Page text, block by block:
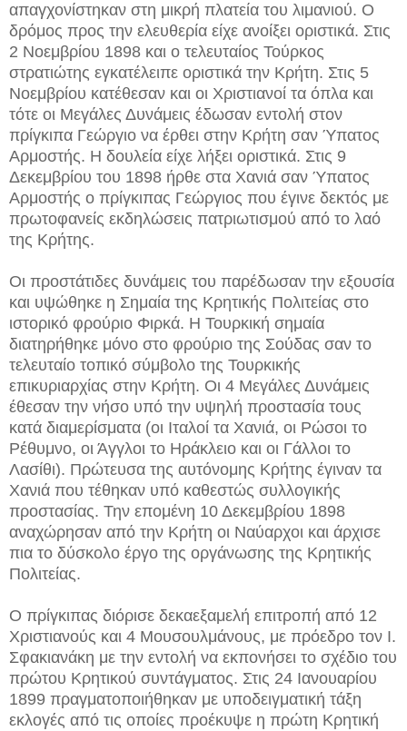
απαγχονίστηκαν στη μικρή πλατεία του λιμανιού. Ο
δρόμος προς την ελευθερία είχε ανοίξει οριστικά. Στις
2 Νοεμβρίου 1898 και ο τελευταίος Τούρκος
στρατιώτης εγκατέλειπε οριστικά την Κρήτη. Στις 5
Νοεμβρίου κατέθεσαν και οι Χριστιανοί τα όπλα και
τότε οι Μεγάλες Δυνάμεις έδωσαν εντολή στον
πρίγκιπα Γεώργιο να έρθει στην Κρήτη σαν Ύπατος
Αρμοστής. Η δουλεία είχε λήξει οριστικά. Στις 9
Δεκεμβρίου του 1898 ήρθε στα Χανιά σαν Ύπατος
Αρμοστής ο πρίγκιπας Γεώργιος που έγινε δεκτός με
πρωτοφανείς εκδηλώσεις πατριωτισμού από το λαό
της Κρήτης.
Οι προστάτιδες δυνάμεις του παρέδωσαν την εξουσία
και υψώθηκε η Σημαία της Κρητικής Πολιτείας στο
ιστορικό φρούριο Φιρκά. Η Τουρκική σημαία
διατηρήθηκε μόνο στο φρούριο της Σούδας σαν το
τελευταίο τοπικό σύμβολο της Τουρκικής
επικυριαρχίας στην Κρήτη. Οι 4 Μεγάλες Δυνάμεις
έθεσαν την νήσο υπό την υψηλή προστασία τους
κατά διαμερίσματα (οι Ιταλοί τα Χανιά, οι Ρώσοι το
Ρέθυμνο, οι Άγγλοι το Ηράκλειο και οι Γάλλοι το
Λασίθι). Πρώτευσα της αυτόνομης Κρήτης έγιναν τα
Χανιά που τέθηκαν υπό καθεστώς συλλογικής
προστασίας. Την επομένη 10 Δεκεμβρίου 1898
αναχώρησαν από την Κρήτη οι Ναύαρχοι και άρχισε
πια το δύσκολο έργο της οργάνωσης της Κρητικής
Πολιτείας.
Ο πρίγκιπας διόρισε δεκαεξαμελή επιτροπή από 12
Χριστιανούς και 4 Μουσουλμάνους, με πρόεδρο τον Ι.
Σφακιανάκη με την εντολή να εκπονήσει το σχέδιο του
πρώτου Κρητικού συντάγματος. Στις 24 Ιανουαρίου
1899 πραγματοποιήθηκαν με υποδειγματική τάξη
εκλογές από τις οποίες προέκυψε η πρώτη Κρητική